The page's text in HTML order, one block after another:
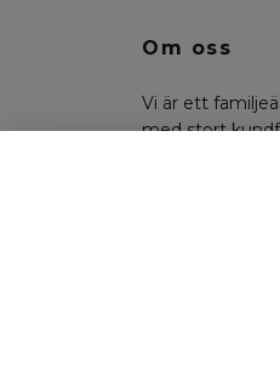
Om oss
Vi är ett
med stort